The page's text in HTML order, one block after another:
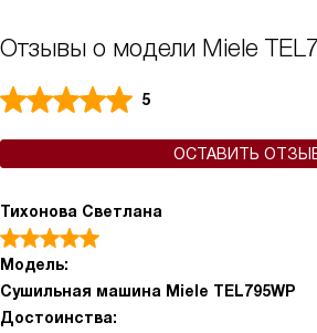
Отзывы о модели Miele
5
ОСТАВИТЬ
Тихонова Светлана
Модель:
Сушильная машина Miele TEL795WP
Достоинства: